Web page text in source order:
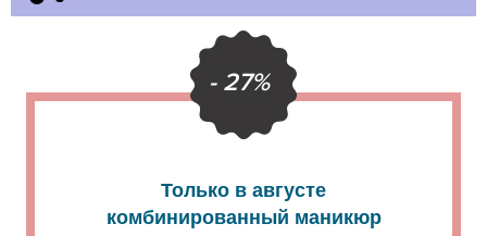
- 27%
Только в августе
комбинированный маникюр